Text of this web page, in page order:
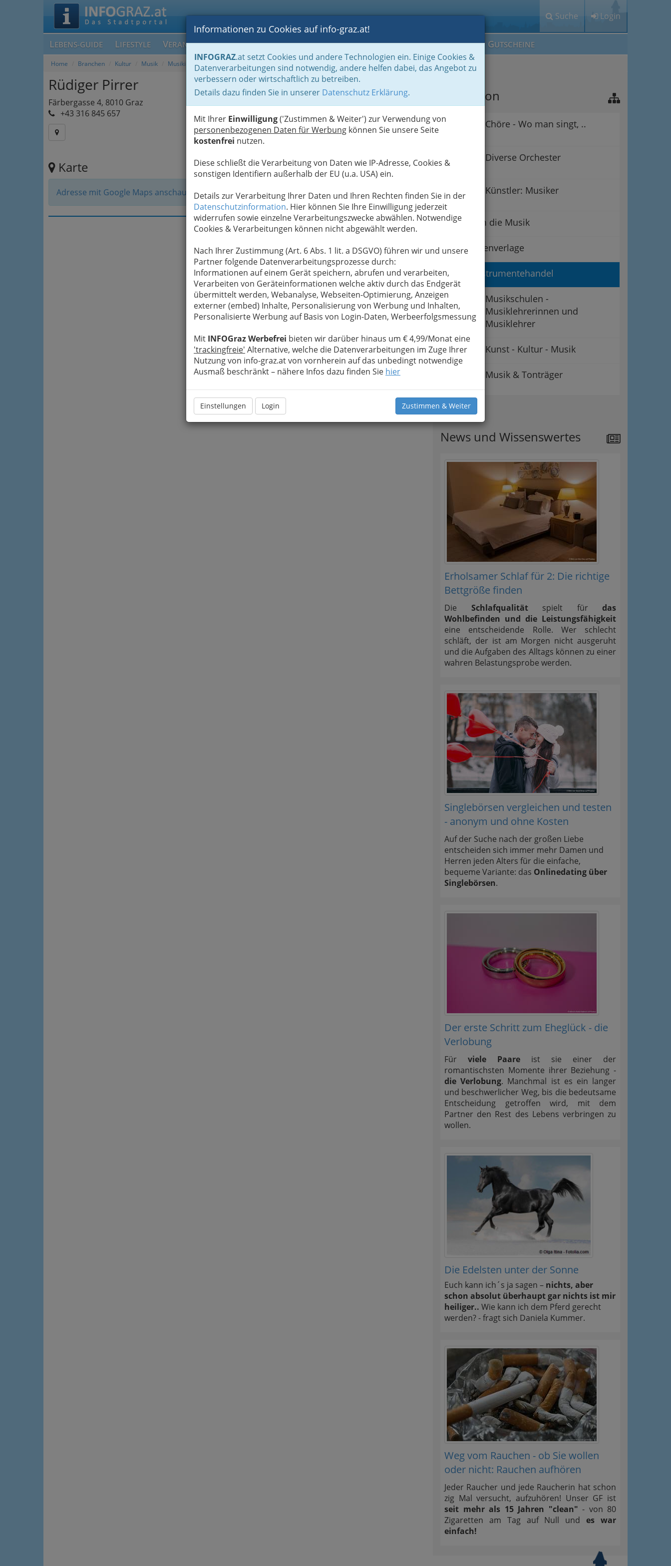
Suche Login
LEBENS-GUIDE LIFESTYLE VERANSTALTUNGEN BLOGS FOTOS GASTRONOMIE BRANCHEN MEIN IG GUTSCHEINE
Informationen zu Cookies auf info-graz.at!
INFOGRAZ.at setzt Cookies und andere Technologien ein. Einige Cookies &
Datenverarbeitungen sind notwendig, andere helfen dabei, das Angebot zu
verbessern oder wirtschaftlich zu betreiben.
Details dazu finden Sie in unserer Datenschutz Erklärung.
Mit Ihrer Einwilligung('Zustimmen & Weiter') zur Verwendung von
personenbezogenen Daten für Werbung können Sie unsere Seite
kostenfrei nutzen.
Diese schließt die Verarbeitung von Daten wie IP-Adresse, Cookies &
sonstigen Identifiern außerhalb der EU (u.a. USA) ein.
Details zur Verarbeitung Ihrer Daten und Ihren Rechten finden Sie in der
Datenschutzinformation. Hier können Sie Ihre Einwilligung jederzeit
widerrufen sowie einzelne Verarbeitungszwecke abwählen. Notwendige
Cookies & Verarbeitungen können nicht abgewählt werden.
Nach Ihrer Zustimmung (Art. 6 Abs. 1 lit. a DSGVO) führen wir und unsere
Partner folgende Datenverarbeitungsprozesse durch:
Informationen auf einem Gerät speichern, abrufen und verarbeiten,
Verarbeiten von Geräteinformationen welche aktiv durch das Endgerät
übermittelt werden, Webanalyse, Webseiten-Optimierung, Anzeigen
externer (embed) Inhalte, Personalisierung von Werbung und Inhalten,
Personalisierte Werbung auf Basis von Login-Daten, Werbeerfolgsmessung
Mit INFOGraz Werbefrei bieten wir darüber hinaus um € 4,99/Monat eine
'trackingfreie' Alternative, welche die Datenverarbeitungen im Zuge Ihrer
Nutzung von info-graz.at von vornherein auf das unbedingt notwendige
Ausmaß beschränkt – nähere Infos dazu finden Sie hier
Einstellungen Login Zustimmen & Weiter
Home Branchen Kultur Musik Musikinstrumentehandel
Rüdiger Pirrer
Färbergasse 4, 8010 Graz
+43 316 845 657
Karte
Adresse mit Google Maps anschauen
Navigation
Chöre - Wo man singt, ..
Diverse Orchester
Künstler: Musiker
Rund um die Musik
Musikalienverlage
Musikinstrumentehandel
Musikschulen -
Musiklehrerinnen und
Musiklehrer
Vereine: Kunst - Kultur - Musik
Musik & Tonträger
Tipps
News und Wissenswertes
Erholsamer Schlaf für 2: Die richtige
Bettgröße finden
Die Schlafqualitätspielt für das
Wohlbefinden und die Leistungsfähigkeit
eine entscheidende Rolle. Wer schlecht
schläft, der ist am Morgen nicht ausgeruht
und die Aufgaben des Alltags können zu einer
wahren Belastungsprobe werden.
Singlebörsen vergleichen und testen
- anonym und ohne Kosten
Auf der Suche nach der großen Liebe
entscheiden sich immer mehr Damen und
Herren jeden Alters für die einfache,
bequeme Variante: das Onlinedating über
Singlebörsen.
Der erste Schritt zum Eheglück - die
Verlobung
Für viele Paare ist sie einer der
romantischsten Momente ihrer Beziehung -
die Verlobung. Manchmal ist es ein langer
und beschwerlicher Weg, bis die bedeutsame
Entscheidung getroffen wird, mit dem
Partner den Rest des Lebens verbringen zu
wollen.
Die Edelsten unter der Sonne
Euch kann ich´s ja sagen – nichts, aber
schon absolut überhaupt gar nichts ist mir
heiliger.. Wie kann ich dem Pferd gerecht
werden? - fragt sich Daniela Kummer.
Weg vom Rauchen - ob Sie wollen
oder nicht: Rauchen aufhören
Jeder Raucher und jede Raucherin hat schon
zig Mal versucht, aufzuhören! Unser GF ist
seit mehr als 15 Jahren "clean" - von 80
Zigaretten am Tag auf Null undes war
einfach!